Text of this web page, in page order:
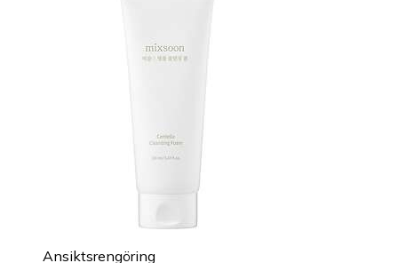
Ansiktsrengöring